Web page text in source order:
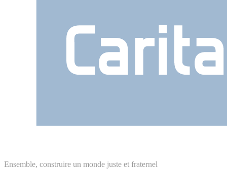
Ensemble, construire un monde juste et fraternel